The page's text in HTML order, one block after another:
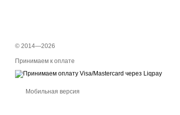
© 2014—2026
Принимаем к оплате
Мобильная версия